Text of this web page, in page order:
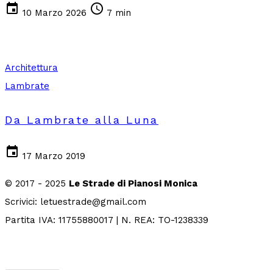
event 10 Marzo 2026 schedule 7 min
Architettura
Lambrate
Da Lambrate alla Luna
event 17 Marzo 2019
© 2017 - 2025 Le Strade di Pianosi Monica
Scrivici: letuestrade@gmail.com
Partita IVA: 11755880017 | N. REA: TO-1238339